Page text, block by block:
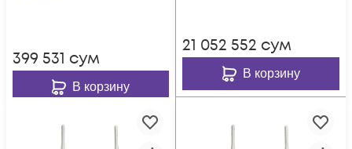
399 531 сум
В корзину
21 052 552 сум
В корзину